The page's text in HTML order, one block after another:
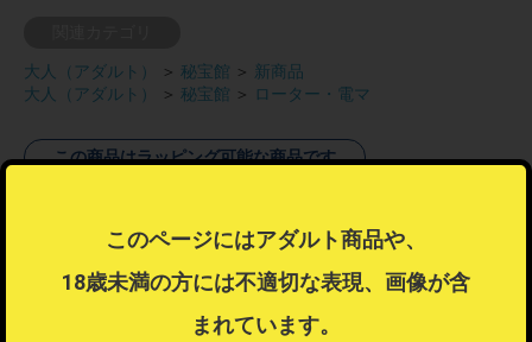
大人（アダルト） ＞ 秘宝館 ＞ 新商品
大人（アダルト）
＞ 秘宝館 ＞ ローター・電マ
この商品はラッピング可能な商品です
ッピングするを選択することはできません。
ラッピングするを選択したい場合は注文を分けてご注文ください。
ラッピングについて
このページにはアダルト商品や、
18歳未満の方には不適切な表現、画像が含
まれています。